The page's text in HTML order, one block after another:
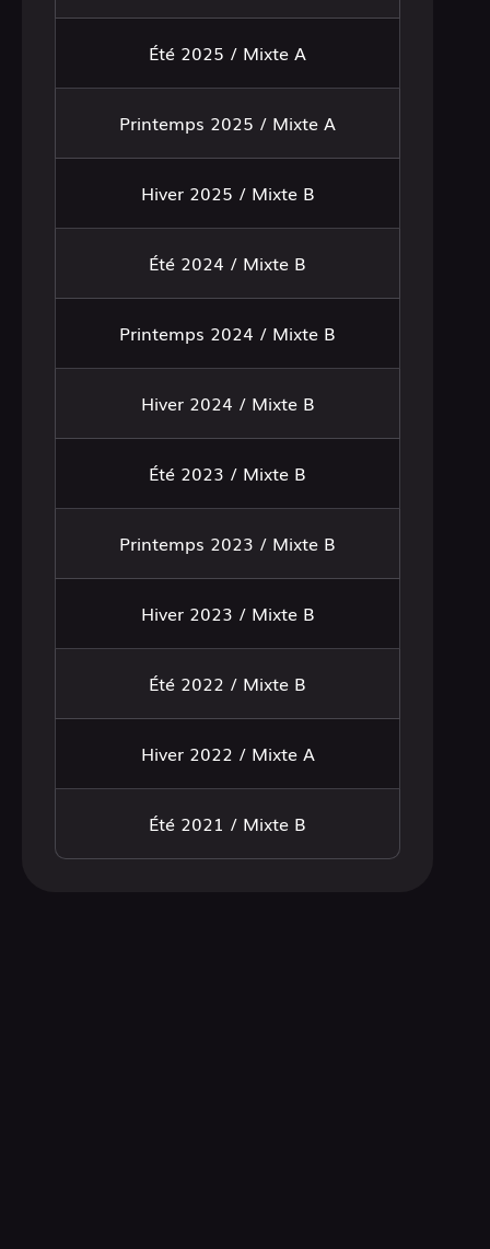
Été 2025 / Mixte A
Printemps 2025 / Mixte A
Hiver 2025 / Mixte B
Été 2024 / Mixte B
Printemps 2024 / Mixte B
Hiver 2024 / Mixte B
Été 2023 / Mixte B
Printemps 2023 / Mixte B
Hiver 2023 / Mixte B
Été 2022 / Mixte B
Hiver 2022 / Mixte A
Été 2021 / Mixte B